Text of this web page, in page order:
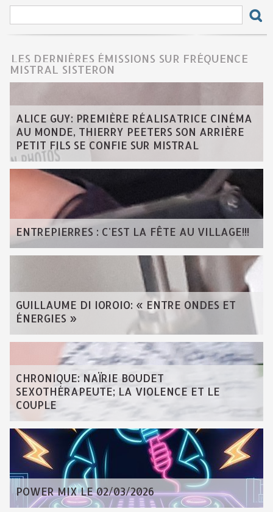
LES DERNIÈRES ÉMISSIONS SUR FRÉQUENCE
MISTRAL SISTERON
ALICE GUY: PREMIÈRE RÉALISATRICE CINÉMA
AU MONDE, THIERRY PEETERS SON ARRIÈRE
PETIT FILS SE CONFIE SUR MISTRAL
ENTREPIERRES : C'EST LA FÊTE AU VILLAGE!!!
GUILLAUME DI IOROIO: « ENTRE ONDES ET
ÉNERGIES »
CHRONIQUE: NAÏRIE BOUDET
SEXOTHÉRAPEUTE; LA VIOLENCE ET LE
COUPLE
POWER MIX LE 02/03/2026